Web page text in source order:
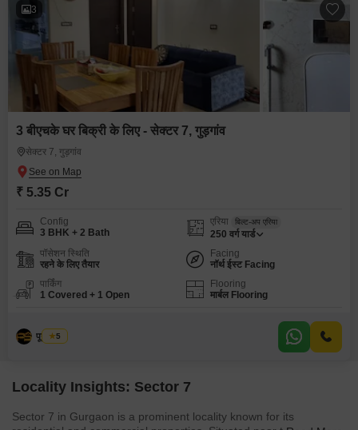
3
3 बीएचके घर बिक्री के लिए - सेक्टर 7, गुड़गांव
सेक्टर 7, गुड़गांव
₹ 5.35 Cr
Config
3 BHK + 2 Bath
एरिया बिल्ट-अप एरिया
250 वर्ग यार्ड
पॉसेशन स्थिति
रहने के लिए तैयार
Facing
नॉर्थ ईस्ट Facing
पार्किंग
1 Covered + 1 Open
Flooring
मार्बल Flooring
पूनम सैनी
5
Locality Insights: Sector 7
Sector 7 in Gurgaon is a prominent locality known for its